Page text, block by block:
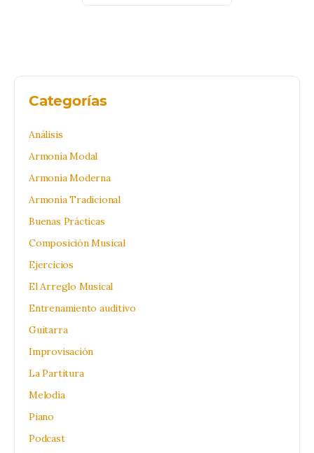
Categorías
Análisis
Armonía Modal
Armonía Moderna
Armonía Tradicional
Buenas Prácticas
Composición Musical
Ejercicios
El Arreglo Musical
Entrenamiento auditivo
Guitarra
Improvisación
La Partitura
Melodía
Piano
Podcast